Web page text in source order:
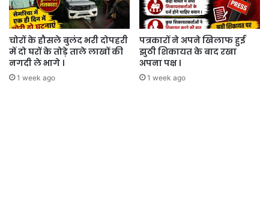
चोरों के हौसले बुलंद भरी दोपहरी
में दो घरों के तोड़े ताले लाखों की
नगदी ले भागे ।
1 week ago
पत्रकारों ने अपने खिलाफ हुई
झुठी शिकायत के बाद रखा
अपना पक्ष ।
1 week ago